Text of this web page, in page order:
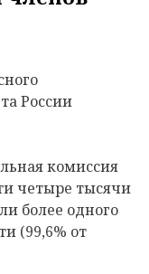
России
комиссия
четыре тысячи
более одного
(99,6% от